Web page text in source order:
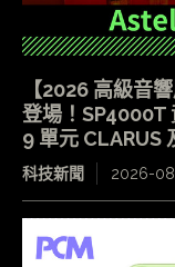
【2026 高級音
登場！SP4000T
9 單元 CLARUS
科技新聞 2026-